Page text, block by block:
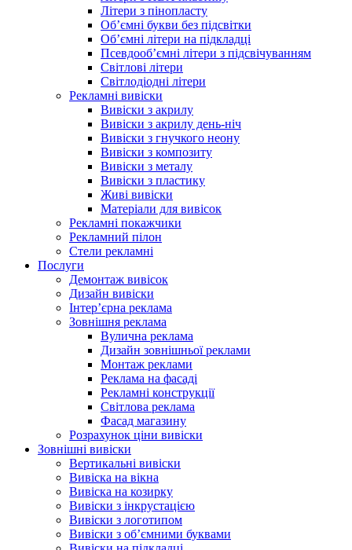
Літери з пінопласту
Об’ємні букви без підсвітки
Об’ємні літери на підкладці
Псевдооб’ємні літери з підсвічуванням
Світлові літери
Світлодіодні літери
Рекламні вивіски
Вивіски з акрилу
Вивіски з акрилу день-ніч
Вивіски з гнучкого неону
Вивіски з композиту
Вивіски з металу
Вивіски з пластику
Живі вивіски
Матеріали для вивісок
Рекламні покажчики
Рекламний пілон
Стели рекламні
Послуги
Демонтаж вивісок
Дизайн вивіски
Інтер’єрна реклама
Зовнішня реклама
Вулична реклама
Дизайн зовнішньої реклами
Монтаж реклами
Реклама на фасаді
Рекламні конструкції
Світлова реклама
Фасад магазину
Розрахунок ціни вивіски
Зовнішні вивіски
Вертикальні вивіски
Вивіска на вікна
Вивіска на козирку
Вивіски з інкрустацією
Вивіски з логотипом
Вивіски з об’ємними буквами